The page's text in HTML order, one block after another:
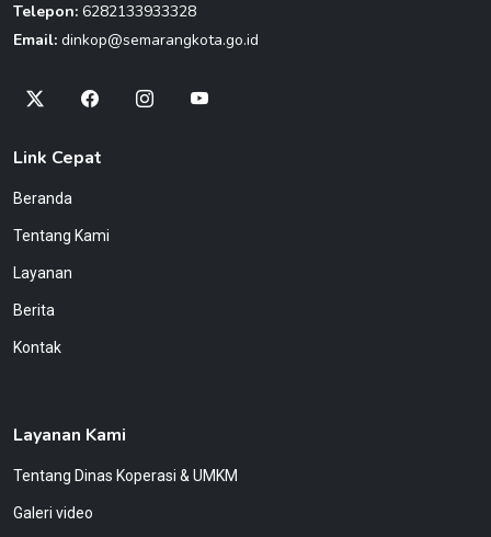
Telepon: 6282133933328
Email: dinkop@semarangkota.go.id
Link Cepat
Beranda
Tentang Kami
Layanan
Berita
Kontak
Layanan Kami
Tentang Dinas Koperasi & UMKM
Galeri video